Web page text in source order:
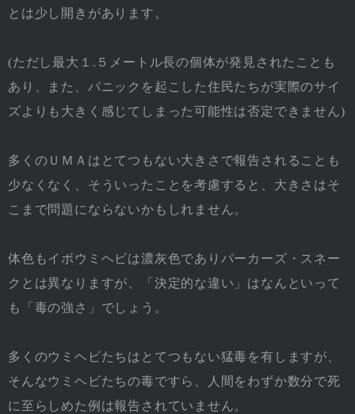
とは少し開きがあります。
(ただし最大１.５メートル長の個体が発見されたことも
あり、また、パニックを起こした住民たちが実際のサイ
ズよりも大きく感じてしまった可能性は否定できません)
多くのＵＭＡはとてつもない大きさで報告されることも
少なくなく、そういったことを考慮すると、大きさはそ
こまで問題にならないかもしれません。
体色もイボウミヘビは濃灰色でありパーカーズ・スネー
クとは異なりますが、「決定的な違い」はなんといって
も「毒の強さ」でしょう。
多くのウミヘビたちはとてつもない猛毒を有しますが、
そんなウミヘビたちの毒ですら、人間をわずか数分で死
に至らしめた例は報告されていません。